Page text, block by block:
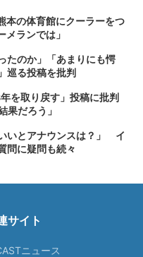
本の体育館にクーラーをつ
メランでは」
たのか」「あまりにも愕
巡る投稿を批判
を取り戻す」投稿に批判
果だろう」
いとアナウンスは？」 イ
問に疑問も続々
サイト
ニュース